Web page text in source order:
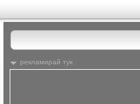
рекламирай тук